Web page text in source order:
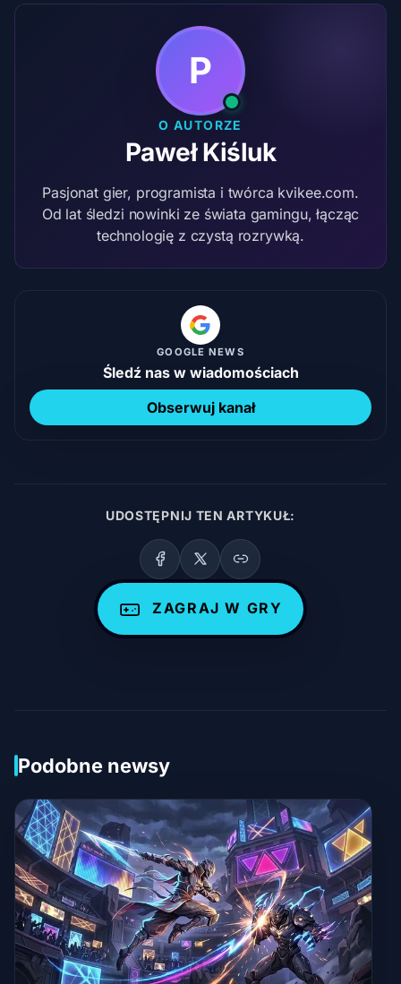
P
O AUTORZE
Paweł Kiśluk
Pasjonat gier, programista i twórca kvikee.com.
Od lat śledzi nowinki ze świata gamingu, łącząc
technologię z czystą rozrywką.
GOOGLE NEWS
Śledź nas w wiadomościach
Obserwuj kanał
UDOSTĘPNIJ TEN ARTYKUŁ:
ZAGRAJ W GRY
Podobne newsy